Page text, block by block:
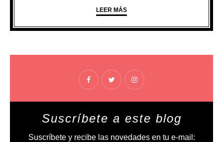
LEER MÁS
Suscríbete a este blog
Suscríbete y recibe las novedades en tu e-mail: